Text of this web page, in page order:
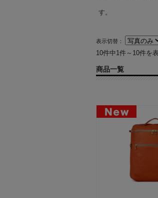
す。
表示切替：
10件中1件～10件を
商品一覧